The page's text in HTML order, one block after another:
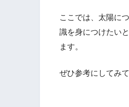
ここでは、太陽に
識を身につけたい
ます。
ぜひ参考にしてみて